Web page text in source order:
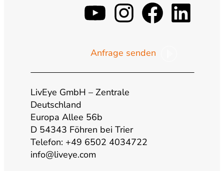
y
u
t
u
b
n
s
g
c
n
Anfrage senden
LivEye GmbH – Zentrale
Deutschland
Europa Allee 56b
D 54343 Föhren bei Trier
Telefon: +49 6502 4034722
info@liveye.com